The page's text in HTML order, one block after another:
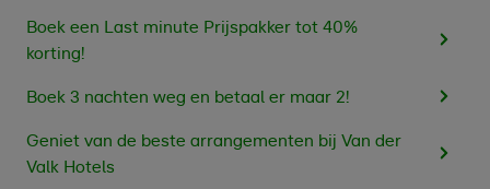
Boek een Last minute Prijspakker tot 40%
korting!
Boek 3 nachten weg en betaal er maar 2!
Geniet van de beste arrangementen bij Van der
Valk Hotels